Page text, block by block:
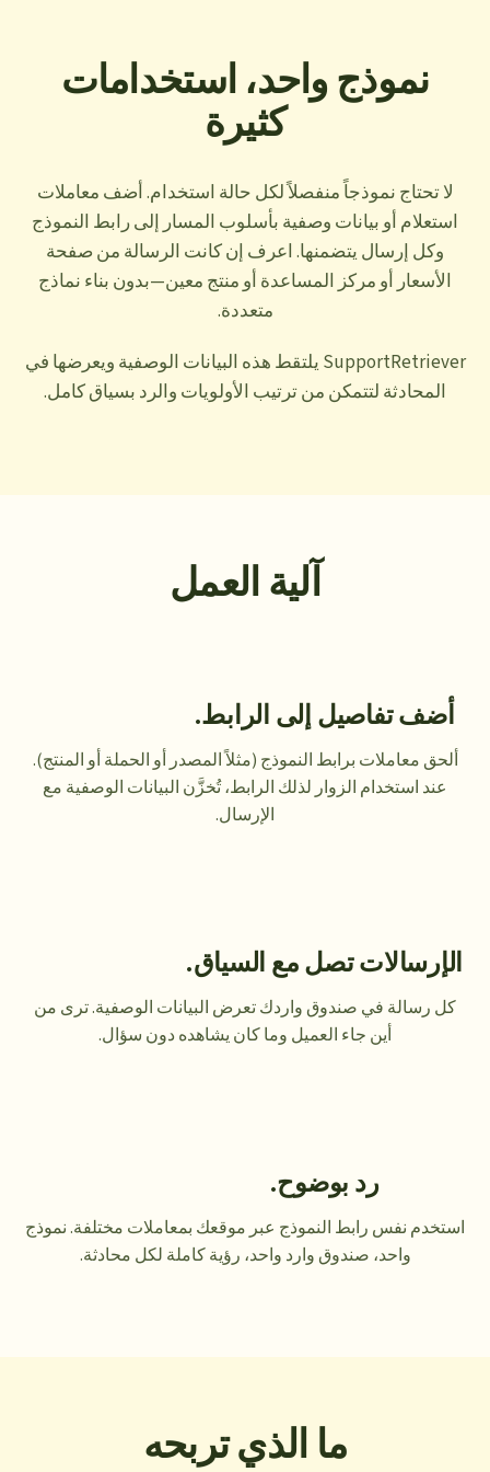
نموذج واحد، استخدامات
كثيرة
لا تحتاج نموذجاً منفصلاً لكل حالة استخدام. أضف معاملات
استعلام أو بيانات وصفية بأسلوب المسار إلى رابط النموذج
وكل إرسال يتضمنها. اعرف إن كانت الرسالة من صفحة
الأسعار أو مركز المساعدة أو منتج معين—بدون بناء نماذج
متعددة.
SupportRetriever يلتقط هذه البيانات الوصفية ويعرضها في
المحادثة لتتمكن من ترتيب الأولويات والرد بسياق كامل.
آلية العمل
أضف تفاصيل إلى الرابط.
ألحق معاملات برابط النموذج (مثلاً المصدر أو الحملة أو المنتج).
عند استخدام الزوار لذلك الرابط، تُخزَّن البيانات الوصفية مع
الإرسال.
الإرسالات تصل مع السياق.
كل رسالة في صندوق واردك تعرض البيانات الوصفية. ترى من
أين جاء العميل وما كان يشاهده دون سؤال.
رد بوضوح.
استخدم نفس رابط النموذج عبر موقعك بمعاملات مختلفة. نموذج
واحد، صندوق وارد واحد، رؤية كاملة لكل محادثة.
ما الذي تربحه